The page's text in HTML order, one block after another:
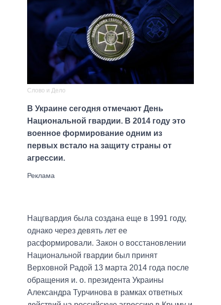
Слово и Дело
В Украине сегодня отмечают День
Национальной гвардии. В 2014 году это
военное формирование одним из
первых встало на защиту страны от
агрессии.
Нацгвардия была создана еще в 1991 году,
однако через девять лет ее
расформировали. Закон о восстановлении
Национальной гвардии был принят
Верховной Радой 13 марта 2014 года после
обращения и. о. президента Украины
Александра Турчинова в рамках ответных